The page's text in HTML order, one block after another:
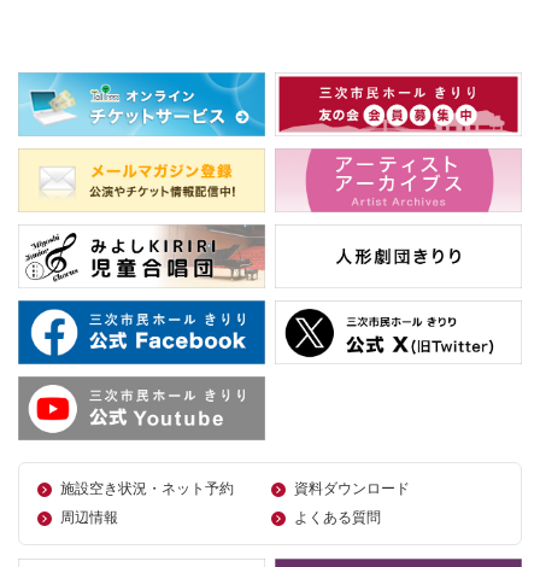
施設空き状況・ネット予約
資料ダウンロード
周辺情報
よくある質問